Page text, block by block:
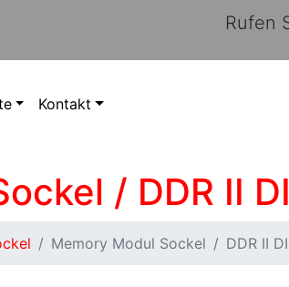
Rufen
Kontakt
/ DDR II
Memory Modul Sockel DDR II